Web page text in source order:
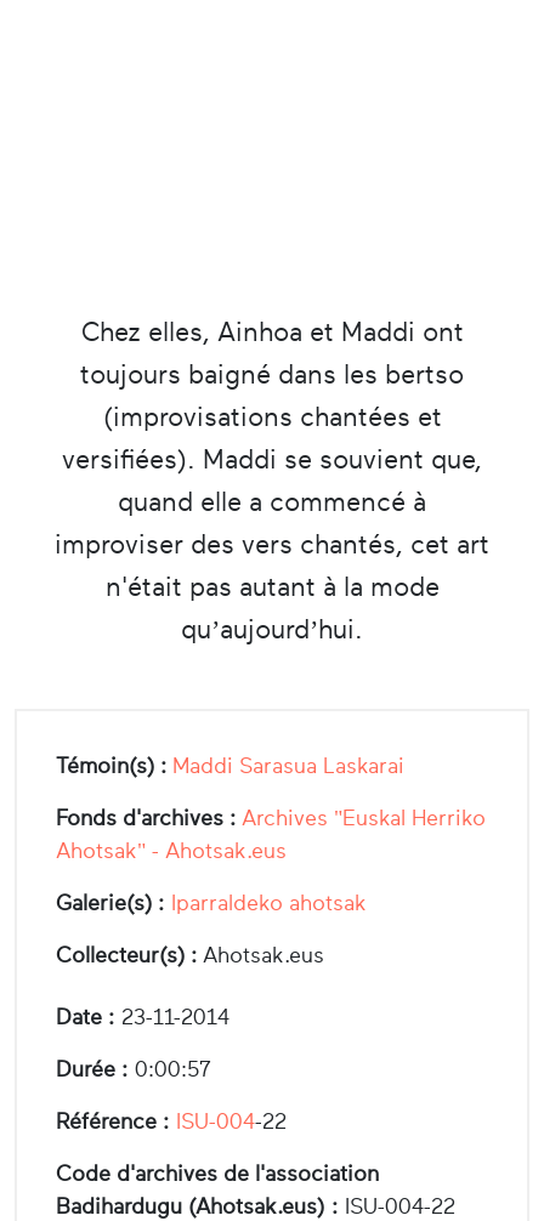
Chez elles, Ainhoa et Maddi ont
toujours baigné dans les bertso
(improvisations chantées et
versifiées). Maddi se souvient que,
quand elle a commencé à
improviser des vers chantés, cet art
n'était pas autant à la mode
qu’aujourd’hui.
Témoin(s) : Maddi Sarasua Laskarai
Fonds d'archives : Archives "Euskal Herriko
Ahotsak" - Ahotsak.eus
Galerie(s) : Iparraldeko ahotsak
Collecteur(s) : Ahotsak.eus
Date : 23-11-2014
Durée : 0:00:57
Référence : ISU-004-22
Code d'archives de l'association
Badihardugu (Ahotsak.eus) : ISU-004-22